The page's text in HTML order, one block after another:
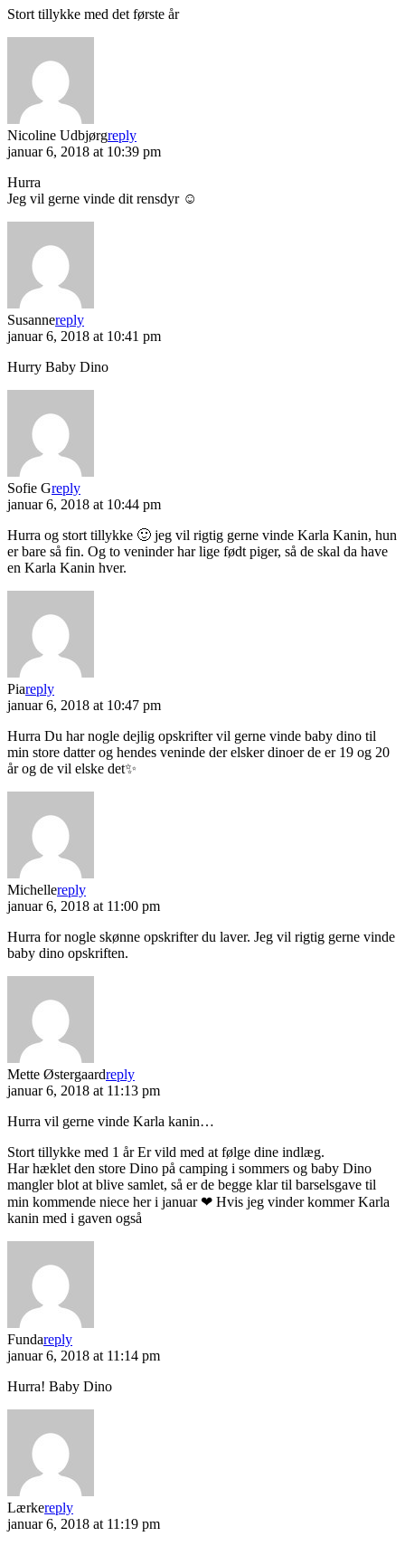
Stort tillykke med det første år
Nicoline Udbjørgreply
januar 6, 2018 at 10:39 pm
Hurra
Jeg vil gerne vinde dit rensdyr ☺️
Susannereply
januar 6, 2018 at 10:41 pm
Hurry Baby Dino
Sofie Greply
januar 6, 2018 at 10:44 pm
Hurra og stort tillykke 🙂 jeg vil rigtig gerne vinde Karla Kanin, hun
er bare så fin. Og to veninder har lige født piger, så de skal da have
en Karla Kanin hver.
Piareply
januar 6, 2018 at 10:47 pm
Hurra Du har nogle dejlig opskrifter vil gerne vinde baby dino til
min store datter og hendes veninde der elsker dinoer de er 19 og 20
år og de vil elske det✨
Michellereply
januar 6, 2018 at 11:00 pm
Hurra for nogle skønne opskrifter du laver. Jeg vil rigtig gerne vinde
baby dino opskriften.
Mette Østergaardreply
januar 6, 2018 at 11:13 pm
Hurra vil gerne vinde Karla kanin…
Stort tillykke med 1 år Er vild med at følge dine indlæg.
Har hæklet den store Dino på camping i sommers og baby Dino
mangler blot at blive samlet, så er de begge klar til barselsgave til
min kommende niece her i januar ❤ Hvis jeg vinder kommer Karla
kanin med i gaven også
Fundareply
januar 6, 2018 at 11:14 pm
Hurra! Baby Dino
Lærkereply
januar 6, 2018 at 11:19 pm